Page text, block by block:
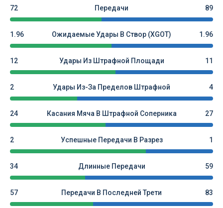
72 Передачи 89
1.96 Ожидаемые Удары В Створ (xGOT) 1.96
12 Удары Из Штрафной Площади 11
2 Удары Из-За Пределов Штрафной 4
24 Касания Мяча В Штрафной Соперника 27
2 Успешные Передачи В Разрез 1
34 Длинные Передачи 59
57 Передачи В Последней Трети 83